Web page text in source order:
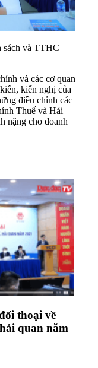
sách và TTHC
và các cơ quan
kiến nghị của
điều chỉnh các
Thuế và Hải
nặng cho doanh
thoại về
quan năm